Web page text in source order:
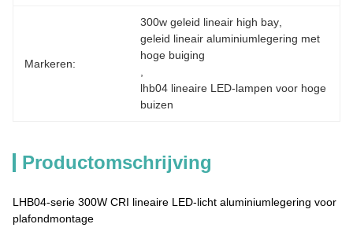
Markeren:
300w geleid lineair high bay
geleid lineair aluminiumlegering met
hoge buiging
lhb04 lineaire LED-lampen voor hoge
buizen
Productomschrijving
LHB04-serie 300W CRI lineaire LED-licht aluminiumlegering voor
plafondmontage